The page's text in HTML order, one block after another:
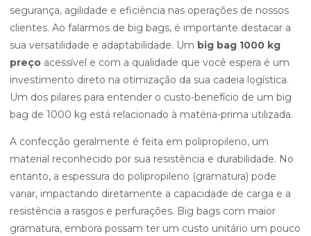
segurança, agilidade e eficiência nas operações de nossos
clientes. Ao falarmos de big bags, é importante destacar a
sua versatilidade e adaptabilidade. Um big bag 1000 kg
preço acessível e com a qualidade que você espera é um
investimento direto na otimização da sua cadeia logística.
Um dos pilares para entender o custo-benefício de um big
bag de 1000 kg está relacionado à matéria-prima utilizada.
A confecção geralmente é feita em polipropileno, um
material reconhecido por sua resistência e durabilidade. No
entanto, a espessura do polipropileno (gramatura) pode
variar, impactando diretamente a capacidade de carga e a
resistência a rasgos e perfurações. Big bags com maior
gramatura, embora possam ter um custo unitário um pouco